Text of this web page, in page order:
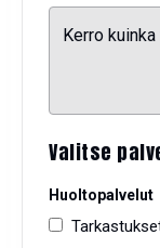
Valitse
Huoltopalvelut